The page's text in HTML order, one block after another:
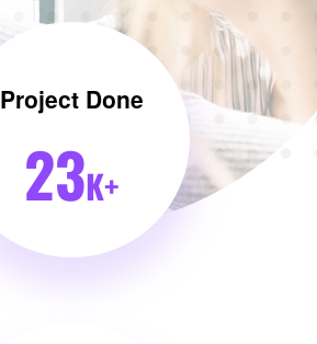
Project Done
23K+